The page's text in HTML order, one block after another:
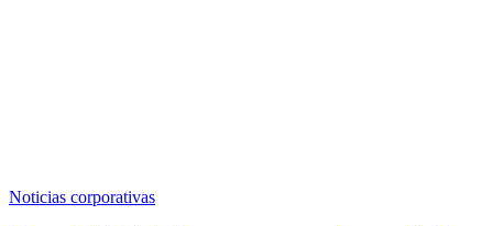
Noticias corporativas